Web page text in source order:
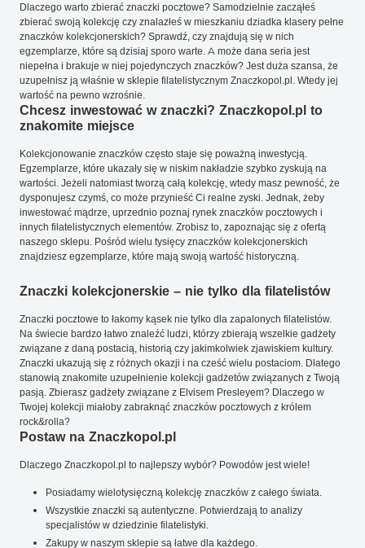
Dlaczego warto zbierać znaczki pocztowe? Samodzielnie zacząłeś
zbierać swoją kolekcję czy znalazłeś w mieszkaniu dziadka klasery pełne
znaczków kolekcjonerskich? Sprawdź, czy znajdują się w nich
egzemplarze, które są dzisiaj sporo warte. A może dana seria jest
niepełna i brakuje w niej pojedynczych znaczków? Jest duża szansa, że
uzupełnisz ją właśnie w sklepie filatelistycznym Znaczkopol.pl. Wtedy jej
wartość na pewno wzrośnie.
Chcesz inwestować w znaczki? Znaczkopol.pl to
znakomite miejsce
Kolekcjonowanie znaczków często staje się poważną inwestycją.
Egzemplarze, które ukazały się w niskim nakładzie szybko zyskują na
wartości. Jeżeli natomiast tworzą całą kolekcję, wtedy masz pewność, że
dysponujesz czymś, co może przynieść Ci realne zyski. Jednak, żeby
inwestować mądrze, uprzednio poznaj rynek znaczków pocztowych i
innych filatelistycznych elementów. Zrobisz to, zapoznając się z ofertą
naszego sklepu. Pośród wielu tysięcy znaczków kolekcjonerskich
znajdziesz egzemplarze, które mają swoją wartość historyczną.
Znaczki kolekcjonerskie – nie tylko dla filatelistów
Znaczki pocztowe to łakomy kąsek nie tylko dla zapalonych filatelistów.
Na świecie bardzo łatwo znaleźć ludzi, którzy zbierają wszelkie gadżety
związane z daną postacią, historią czy jakimkolwiek zjawiskiem kultury.
Znaczki ukazują się z różnych okazji i na cześć wielu postaciom. Dlatego
stanowią znakomite uzupełnienie kolekcji gadżetów związanych z Twoją
pasją. Zbierasz gadżety związane z Elvisem Presleyem? Dlaczego w
Twojej kolekcji miałoby zabraknąć znaczków pocztowych z królem
rock&rolla?
Postaw na Znaczkopol.pl
Dlaczego Znaczkopol.pl to najlepszy wybór? Powodów jest wiele!
Posiadamy wielotysięczną kolekcję znaczków z całego świata.
Wszystkie znaczki są autentyczne. Potwierdzają to analizy
specjalistów w dziedzinie filatelistyki.
Zakupy w naszym sklepie są łatwe dla każdego.